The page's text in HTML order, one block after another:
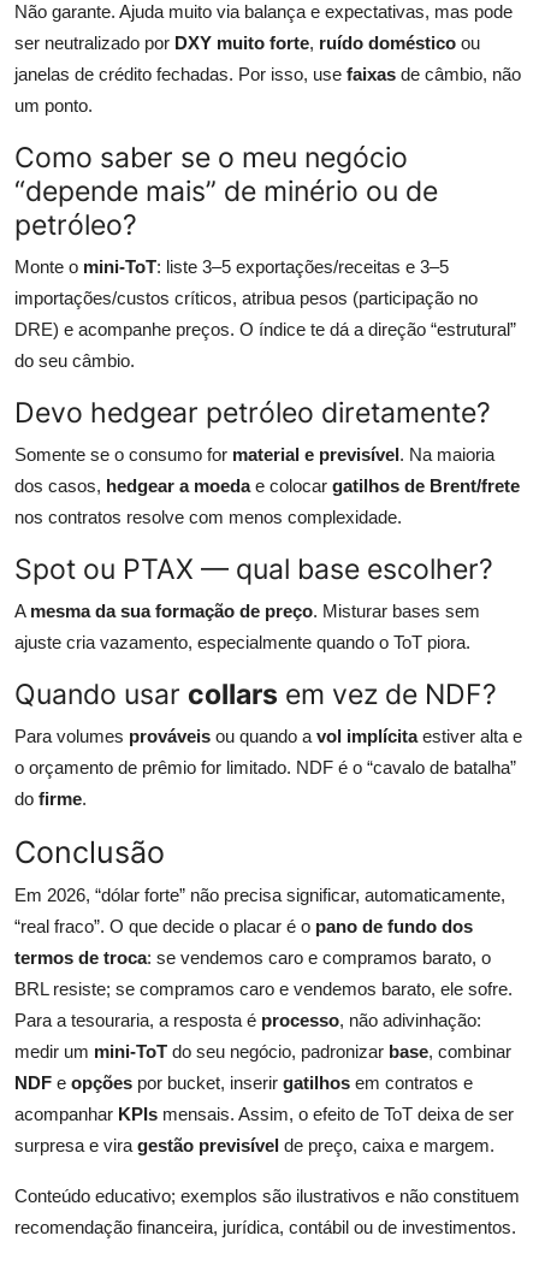
Não garante. Ajuda muito via balança e expectativas, mas pode
ser neutralizado por DXY muito forte, ruído doméstico ou
janelas de crédito fechadas. Por isso, use faixas de câmbio, não
um ponto.
Como saber se o meu negócio
“depende mais” de minério ou de
petróleo?
Monte o mini-ToT: liste 3–5 exportações/receitas e 3–5
importações/custos críticos, atribua pesos (participação no
DRE) e acompanhe preços. O índice te dá a direção “estrutural”
do seu câmbio.
Devo hedgear petróleo diretamente?
Somente se o consumo for material e previsível. Na maioria
dos casos, hedgear a moedae colocar gatilhos de Brent/frete
nos contratos resolve com menos complexidade.
Spot ou PTAX — qual base escolher?
A mesma da sua formação de preço. Misturar bases sem
ajuste cria vazamento, especialmente quando o ToT piora.
Quando usar collars em vez de NDF?
Para volumes prováveis ou quando a vol implícitaestiver alta e
o orçamento de prêmio for limitado. NDF é o “cavalo de batalha”
do firme.
Conclusão
Em 2026, “dólar forte” não precisa significar, automaticamente,
“real fraco”. O que decide o placar é o pano de fundo dos
termos de troca: se vendemos caro e compramos barato, o
BRL resiste; se compramos caro e vendemos barato, ele sofre.
Para a tesouraria, a resposta é processo, não adivinhação:
medir um mini-ToT do seu negócio, padronizar base, combinar
NDF e opções por bucket, inserir gatilhos em contratos e
acompanhar KPIs mensais. Assim, o efeito de ToT deixa de ser
surpresa e vira gestão previsível de preço, caixa e margem.
Conteúdo educativo; exemplos são ilustrativos e não constituem
recomendação financeira, jurídica, contábil ou de investimentos.